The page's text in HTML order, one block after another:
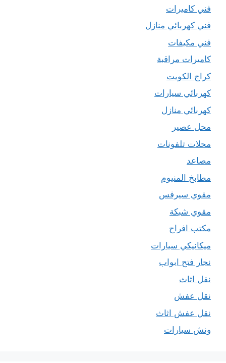
فني كاميرات
فني كهربائي منازل
فني مكيفات
كاميرات مراقبة
كراج الكويت
كهربائي سيارات
كهربائي منازل
محل عصير
محلات تلفونات
مصاعد
مطابخ المنيوم
مقوي سيرفس
مقوي شبكة
مكتب افراح
ميكانيكي سيارات
نجار فتح ابواب
نقل اثاث
نقل عفش
نقل عفش اثاث
ونش سيارات